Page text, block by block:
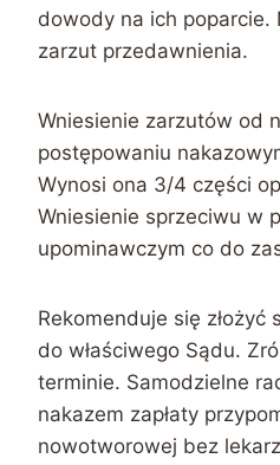
dowody na ich poparcie.
zarzut przedawnienia.
Wniesienie zarzutów od
postępowaniu
Wynosi ona 3/4 części
Wniesienie sprzeciwu w
upominawczym co do
Rekomenduje się
do właściwego Sądu.
terminie. Samodzielne
nakazem zapłaty
nowotworowej bez